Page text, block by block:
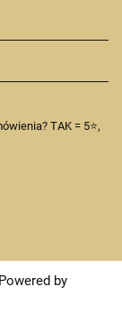
TAK = 5⭐,
by